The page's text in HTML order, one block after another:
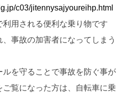
c03/jitennysajyoureihp.html
用される便利な乗り物です
事故の加害者になってしまう
を守ることで事故を防ぐ事が
覧になった方は、自転車に乗